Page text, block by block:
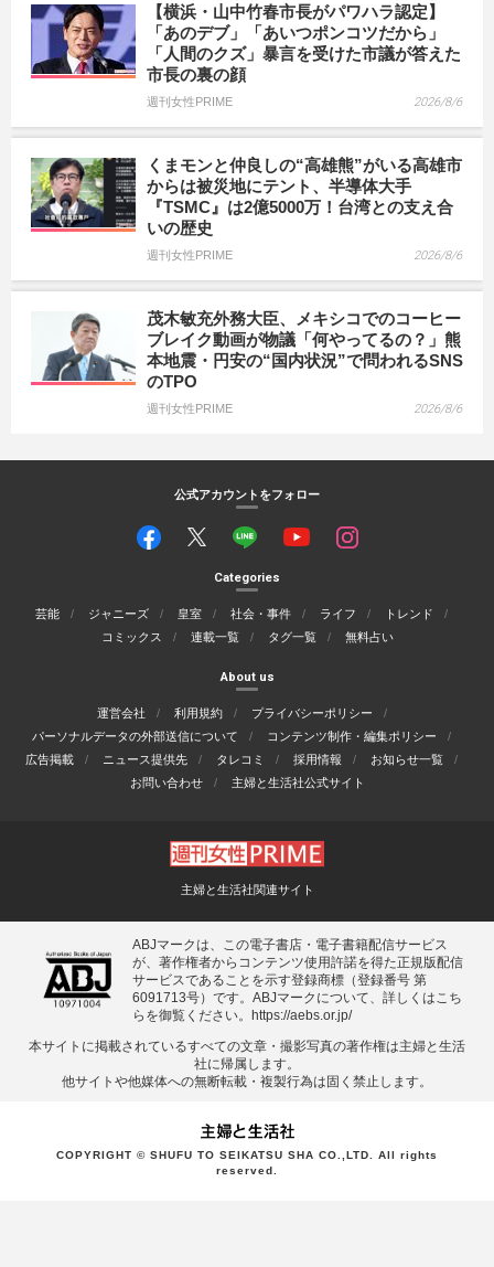
【横浜・山中竹春市長がパワハラ認定】
「あのデブ」「あいつポンコツだから」
「人間のクズ」暴言を受けた市議が答えた
市長の裏の顔
週刊女性PRIME 2026/8/6
くまモンと仲良しの“高雄熊”がいる高雄市
からは被災地にテント、半導体大手
『TSMC』は2億5000万！台湾との支え合
いの歴史
週刊女性PRIME 2026/8/6
茂木敏充外務大臣、メキシコでのコーヒー
ブレイク動画が物議「何やってるの？」熊
本地震・円安の“国内状況”で問われるSNS
のTPO
週刊女性PRIME 2026/8/6
公式アカウントをフォロー
Categories
芸能 ジャニーズ 皇室 社会・事件 ライフ
トレンド
コミックス
連載一覧 タグ一覧 無料占い
About us
運営会社 利用規約
プライバシーポリシー
パーソナルデータの外部送信について
コンテンツ制作・編集ポリシー
広告掲載
ニュース提供先 タレコミ 採用情報
お知らせ一覧
お問い合わせ
主婦と生活社公式サイト
主婦と生活社関連サイト
ABJマークは、この電子書店・電子書籍配信サービス
が、著作権者からコンテンツ使用許諾を得た正規版配信
サービスであることを示す登録商標（登録番号 第
6091713号）です。ABJマークについて、詳しくはこち
らを御覧ください。 https://aebs.or.jp/
本サイトに掲載されているすべての⽂章・撮影写真の著作権は主婦と⽣活
社に帰属します。
他サイトや他媒体への無断転載・複製⾏為は固く禁⽌します。
COPYRIGHT © SHUFU TO SEIKATSU SHA CO.,LTD. All rights
reserved.